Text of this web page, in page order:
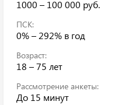
1000 – 100 000 руб.
ПСК:
0% – 292% в год
Возраст:
18 – 75 лет
Рассмотрение анкеты:
До 15 минут